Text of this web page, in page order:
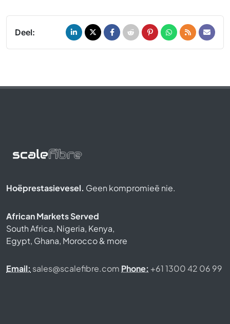
Deel:
Hoëprestasievesel. Geen kompromieë nie.
African Markets Served
South Africa, Nigeria, Kenya,
Egypt, Ghana, Morocco & more
Email: sales@scalefibre.com Phone: +61 1300 42 06 99